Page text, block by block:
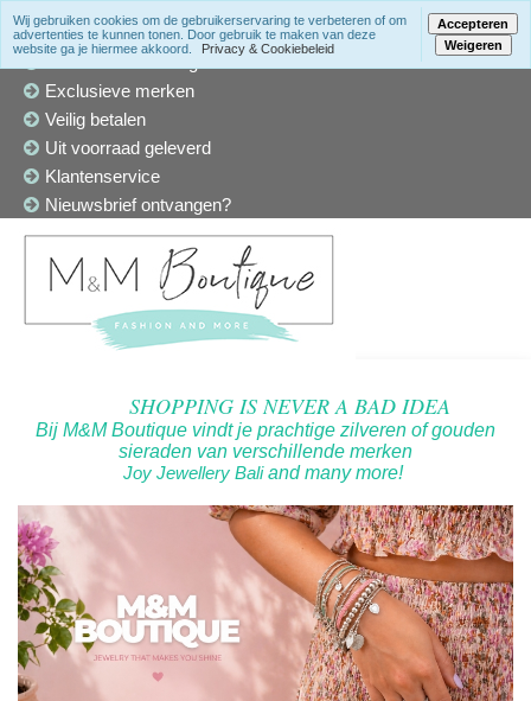
Winkel in Den Haag
Exclusieve merken
Veilig betalen
Uit voorraad geleverd
Klantenservice
Nieuwsbrief ontvangen?
SHOPPING IS NEVER A BAD IDEA
Bij M&M Boutique vindt je prachtige zilveren of gouden
sieraden van verschillende merken
Joy Jewellery Baliand many more!
Wij gebruiken cookies om de gebruikerservaring te verbeteren of om
advertenties te kunnen tonen. Door gebruik te maken van deze
website ga je hiermee akkoord.
Privacy & Cookiebeleid
Accepteren
Weigeren